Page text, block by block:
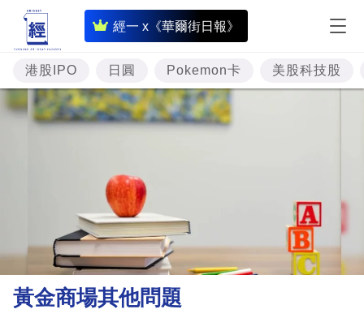
經一 x《華爾街日報》
即
時
財
經
專
資
樓
市
理
財
港股IPO 日圓 Pokemon卡 美股科技股
黃金商場其他問題